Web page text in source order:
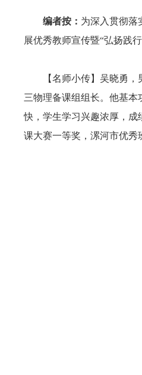
编者按： 为深入贯彻落
展优秀教师宣传暨“弘扬践
【名师小传】吴晓勇
三物理备课组组长。他基
快，学生学习兴趣浓厚，
课大赛一等奖，漯河市优